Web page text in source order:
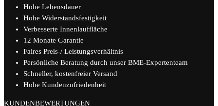
Hohe Lebensdauer
Hohe Widerstandsfestigkeit
Verbesserte Innenlauffläche
12 Monate Garantie
Faires Preis-/ Leistungsverhältnis
Persönliche Beratung durch unser BME-Expertenteam
Schneller, kostenfreier Versand
Hohe Kundenzufriedenheit
KUNDENBEWERTUNGEN